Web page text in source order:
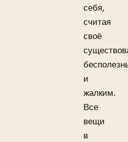
себя,
считая
своё
и
жалким.
Все
вещи
в